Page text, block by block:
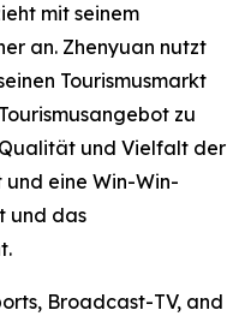
mit seinem
an. Zhenyuan nutzt
Tourismusmarkt
zu
und Vielfalt der
eine Win-Win-
und das
Broadcast-TV, and